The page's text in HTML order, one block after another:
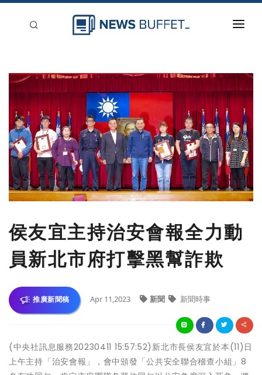
新聞稿分類
登入
刊登
侯友宜主持治安會報全力動
員新北市府打擊黑幫詐欺
推廣新聞稿 Apr 11,2023 新聞 新聞時事
(中央社訊息服務20230411 15:57:52)新北市長侯友宜於本(11)日
上午主持「治安會報」，會中頒發「公共安全聯合稽查小組」8